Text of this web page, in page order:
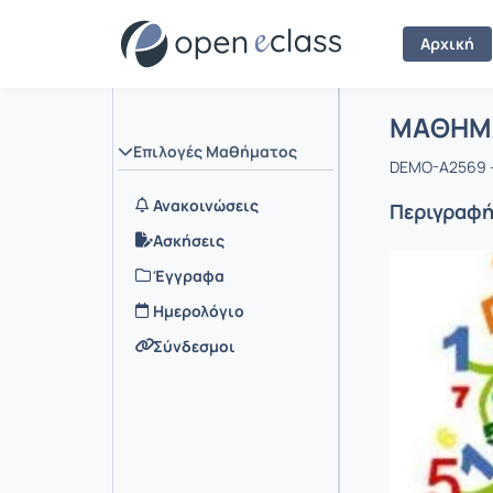
Αρχική
Επιλογές Μαθήματος
Ανακοινώσεις
Ασκήσεις
Έγγραφα
Ημερολόγιο
Σύνδεσμοι
Αρχική
DEMO-